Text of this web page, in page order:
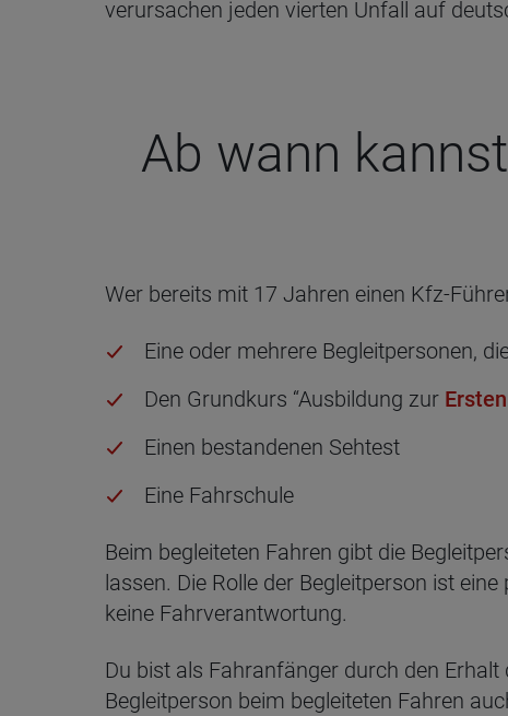
verursachen jeden vierten Unfall auf
Ab wann
Wer bereits mit 17 Jahren einen Kfz-
Eine oder mehrere Begleitpersonen,
Den Grundkurs “Ausbildung zur
Einen bestandenen Sehtest
Eine Fahrschule
Beim begleiteten Fahren gibt die
lassen. Die Rolle der Begleitperson ist
keine Fahrverantwortung.
Du bist als Fahranfänger durch den
Begleitperson beim begleiteten Fahren